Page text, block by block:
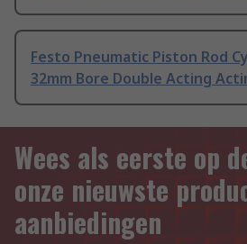
Festo Pneumatic Piston Rod
32mm Bore Double Acting
Wees als eerste op
onze nieuwste
aanbiedingen